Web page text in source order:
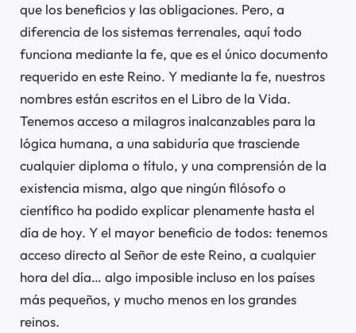
que los beneficios y las obligaciones. Pero, a
diferencia de los sistemas terrenales, aquí todo
funciona mediante la fe, que es el único documento
requerido en este Reino. Y mediante la fe, nuestros
nombres están escritos en el Libro de la Vida.
Tenemos acceso a milagros inalcanzables para la
lógica humana, a una sabiduría que trasciende
cualquier diploma o título, y una comprensión de la
existencia misma, algo que ningún filósofo o
científico ha podido explicar plenamente hasta el
día de hoy. Y el mayor beneficio de todos: tenemos
acceso directo al Señor de este Reino, a cualquier
hora del día… algo imposible incluso en los países
más pequeños, y mucho menos en los grandes
reinos.